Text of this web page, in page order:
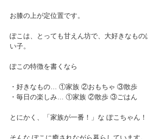
お膝の上が定位置です。
ぽこは、とっても甘えん坊で、大好きなもの
い子。
ぽこの特徴を書くなら
・好きなもの… ①家族 ②おもちゃ ③散歩
・毎日の楽しみ… ①家族 ②散歩 ③ごはん
とにかく、「家族が一番！」な ぽこちゃん！